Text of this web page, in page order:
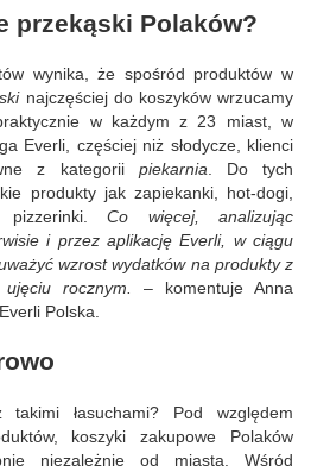
przekąski Polaków?
wynika, że spośród produktów w
najczęściej do koszyków wrzucamy
w każdym z 23 miast, w
Everli, częściej niż słodycze, klienci
z kategorii piekarnia . Do tych
produkty jak zapiekanki, hot-dogi,
pizzerinki.Co więcej, analizując
i przez aplikację Everli, w ciągu
wzrost wydatków na produkty z
rocznym. – komentuje Anna
Polska.
łasuchami? Pod względem
koszyki zakupowe Polaków
niezależnie od miasta. Wśród